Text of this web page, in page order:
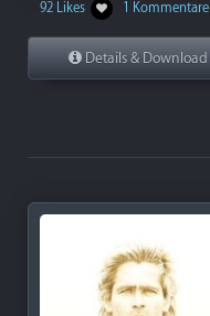
92 Likes 1 Kommentare
Details & Download